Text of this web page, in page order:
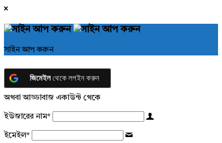
সাইন আপ করুন
জিমেইলথেকে লগইন করুন
অথবা আড্ডাবাজ একাউন্ট থেকে
ইউজারের নাম*
ইমেইল*